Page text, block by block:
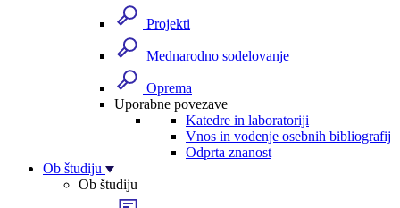
Projekti
Mednarodno sodelovanje
Oprema
Uporabne povezave
Katedre in laboratoriji
Vnos in vodenje osebnih bibliografij
Odprta znanost
Ob študiju
Ob študiju